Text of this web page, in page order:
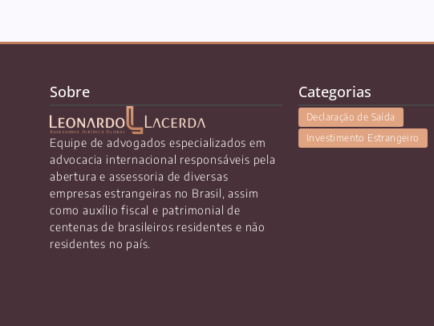
Sobre
Equipe de advogados especializados em
advocacia internacional responsáveis pela
abertura e assessoria de diversas
empresas estrangeiras no Brasil, assim
como auxílio fiscal e patrimonial de
centenas de brasileiros residentes e não
residentes no país.
Categorias
Declaração de Saída
Investimento Estrangeiro